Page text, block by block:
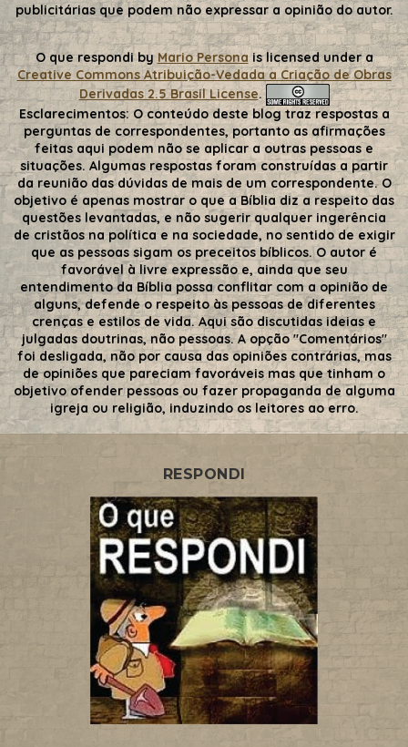
publicitárias que podem não expressar a opinião do autor.
O que respondibyMario Persona is licensed under a
Creative Commons Atribuição-Vedada a Criação de Obras
Derivadas 2.5 Brasil License.
Esclarecimentos: O conteúdo deste blog traz respostas a
perguntas de correspondentes, portanto as afirmações
feitas aqui podem não se aplicar a outras pessoas e
situações. Algumas respostas foram construídas a partir
da reunião das dúvidas de mais de um correspondente. O
objetivo é apenas mostrar o que a Bíblia diz a respeito das
questões levantadas, e não sugerir qualquer ingerência
de cristãos na política e na sociedade, no sentido de exigir
que as pessoas sigam os preceitos bíblicos. O autor é
favorável à livre expressão e, ainda que seu
entendimento da Bíblia possa conflitar com a opinião de
alguns, defende o respeito às pessoas de diferentes
crenças e estilos de vida. Aqui são discutidas ideias e
julgadas doutrinas, não pessoas. A opção "Comentários"
foi desligada, não por causa das opiniões contrárias, mas
de opiniões que pareciam favoráveis mas que tinham o
objetivo ofender pessoas ou fazer propaganda de alguma
igreja ou religião, induzindo os leitores ao erro.
RESPONDI